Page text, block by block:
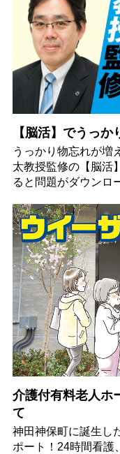
【脳活】でうっか
うっかり物忘れが
太教授監修の【脳
ると問題がダウンロ
介護付有料老人ホ
て
神田神保町に誕生し
ポート！24時間看護